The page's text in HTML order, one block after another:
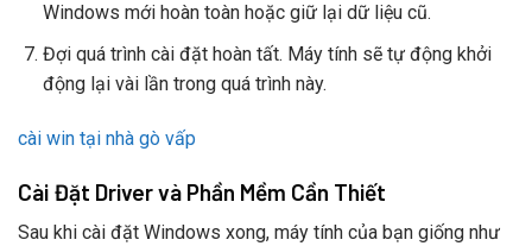
Windows mới hoàn toàn hoặc giữ lại dữ liệu cũ.
Đợi quá trình cài đặt hoàn tất. Máy tính sẽ tự động khởi
động lại vài lần trong quá trình này.
cài win tại nhà gò vấp
Cài Đặt Driver và Phần Mềm Cần Thiết
Sau khi cài đặt Windows xong, máy tính của bạn giống như